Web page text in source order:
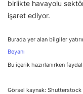
birlikte havayolu
işaret ediyor.
Burada yer alan bilgiler
Beyanı
Bu içerik hazırlanırken
Görsel kaynak: Shutterstock